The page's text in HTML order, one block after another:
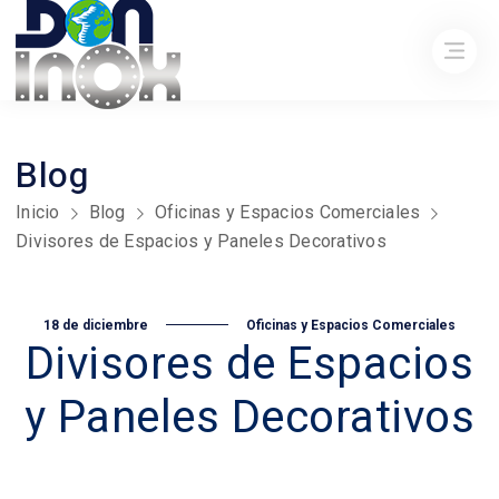
Blog
Inicio Blog
Oficinas y Espacios Comerciales
Divisores de Espacios y Paneles Decorativos
18 de diciembre Oficinas y Espacios Comerciales
Divisores de Espacios
y Paneles Decorativos